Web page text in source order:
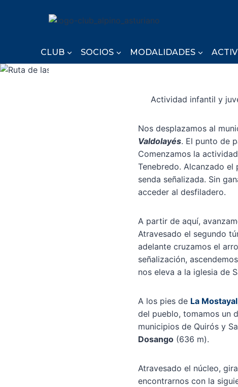
CLUB SOCIOS MODALIDADES
Actividad infantil y
Nos desplazamos al
Valdolayés. El punto de
Comenzamos la
Tenebredo. Alcanzado
senda señalizada. Sin
acceder al desfiladero.
A partir de aquí,
Atravesado el segundo
adelante cruzamos el
señalización,
nos eleva a la iglesia de
A los pies de La Mostayal
del pueblo, tomamos un
municipios de Quirós y
Dosango (636 m).
Atravesado el núcleo,
encontrarnos con la